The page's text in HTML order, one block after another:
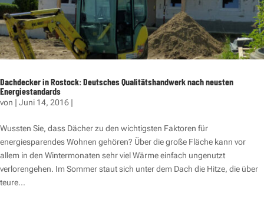
Dachdecker in Rostock: Deutsches Qualitätshandwerk nach neusten
Energiestandards
von | Juni 14, 2016 |
Wussten Sie, dass Dächer zu den wichtigsten Faktoren für
energiesparendes Wohnen gehören? Über die große Fläche kann vor
allem in den Wintermonaten sehr viel Wärme einfach ungenutzt
verlorengehen. Im Sommer staut sich unter dem Dach die Hitze, die über
teure...